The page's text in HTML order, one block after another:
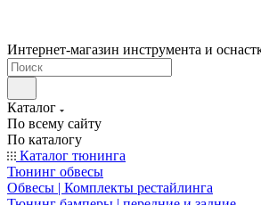
Интернет-магазин инструмента и
Каталог
По всему сайту
По каталогу
Каталог тюнинга
Тюнинг обвесы
Обвесы | Комплекты рестайлинга